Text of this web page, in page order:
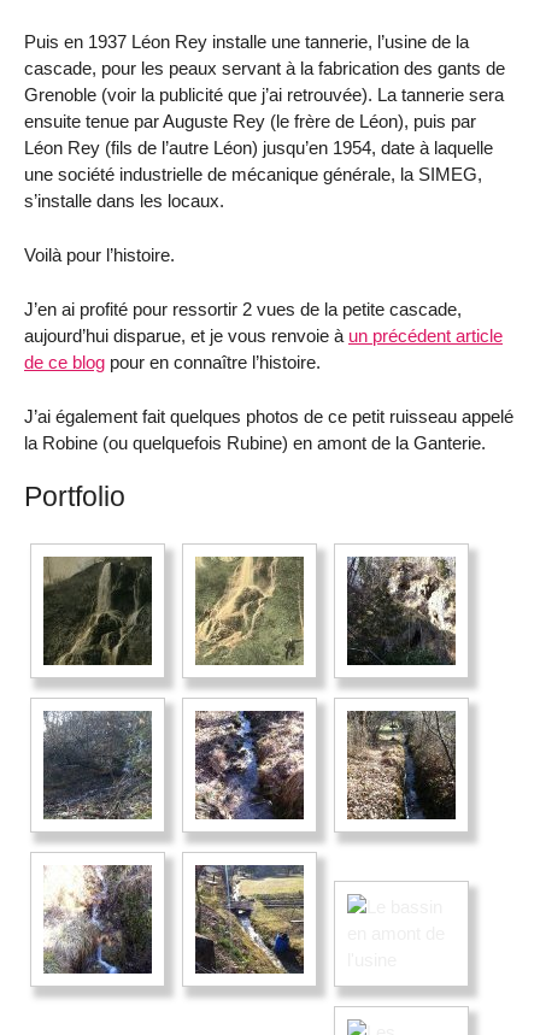
Puis en 1937 Léon Rey installe une tannerie, l’usine de la
cascade, pour les peaux servant à la fabrication des gants de
Grenoble (voir la publicité que j’ai retrouvée). La tannerie sera
ensuite tenue par Auguste Rey (le frère de Léon), puis par
Léon Rey (fils de l’autre Léon) jusqu’en 1954, date à laquelle
une société industrielle de mécanique générale, la SIMEG,
s’installe dans les locaux.
Voilà pour l’histoire.
J’en ai profité pour ressortir 2 vues de la petite cascade,
aujourd’hui disparue, et je vous renvoie à un précédent article
de ce blog pour en connaître l’histoire.
J’ai également fait quelques photos de ce petit ruisseau appelé
la Robine (ou quelquefois Rubine) en amont de la Ganterie.
Portfolio